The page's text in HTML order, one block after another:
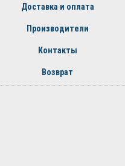
Доставка и оплата
Производители
Контакты
Возврат